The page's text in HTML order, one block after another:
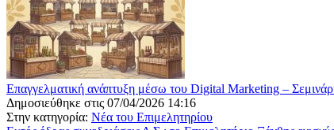
Επαγγελματική ανάπτυξη μέσω του Digital Marketing –
Δημοσιεύθηκε στις 07/04/2026 14:16
Στην κατηγορία: Νέα του Επιμελητηρίου